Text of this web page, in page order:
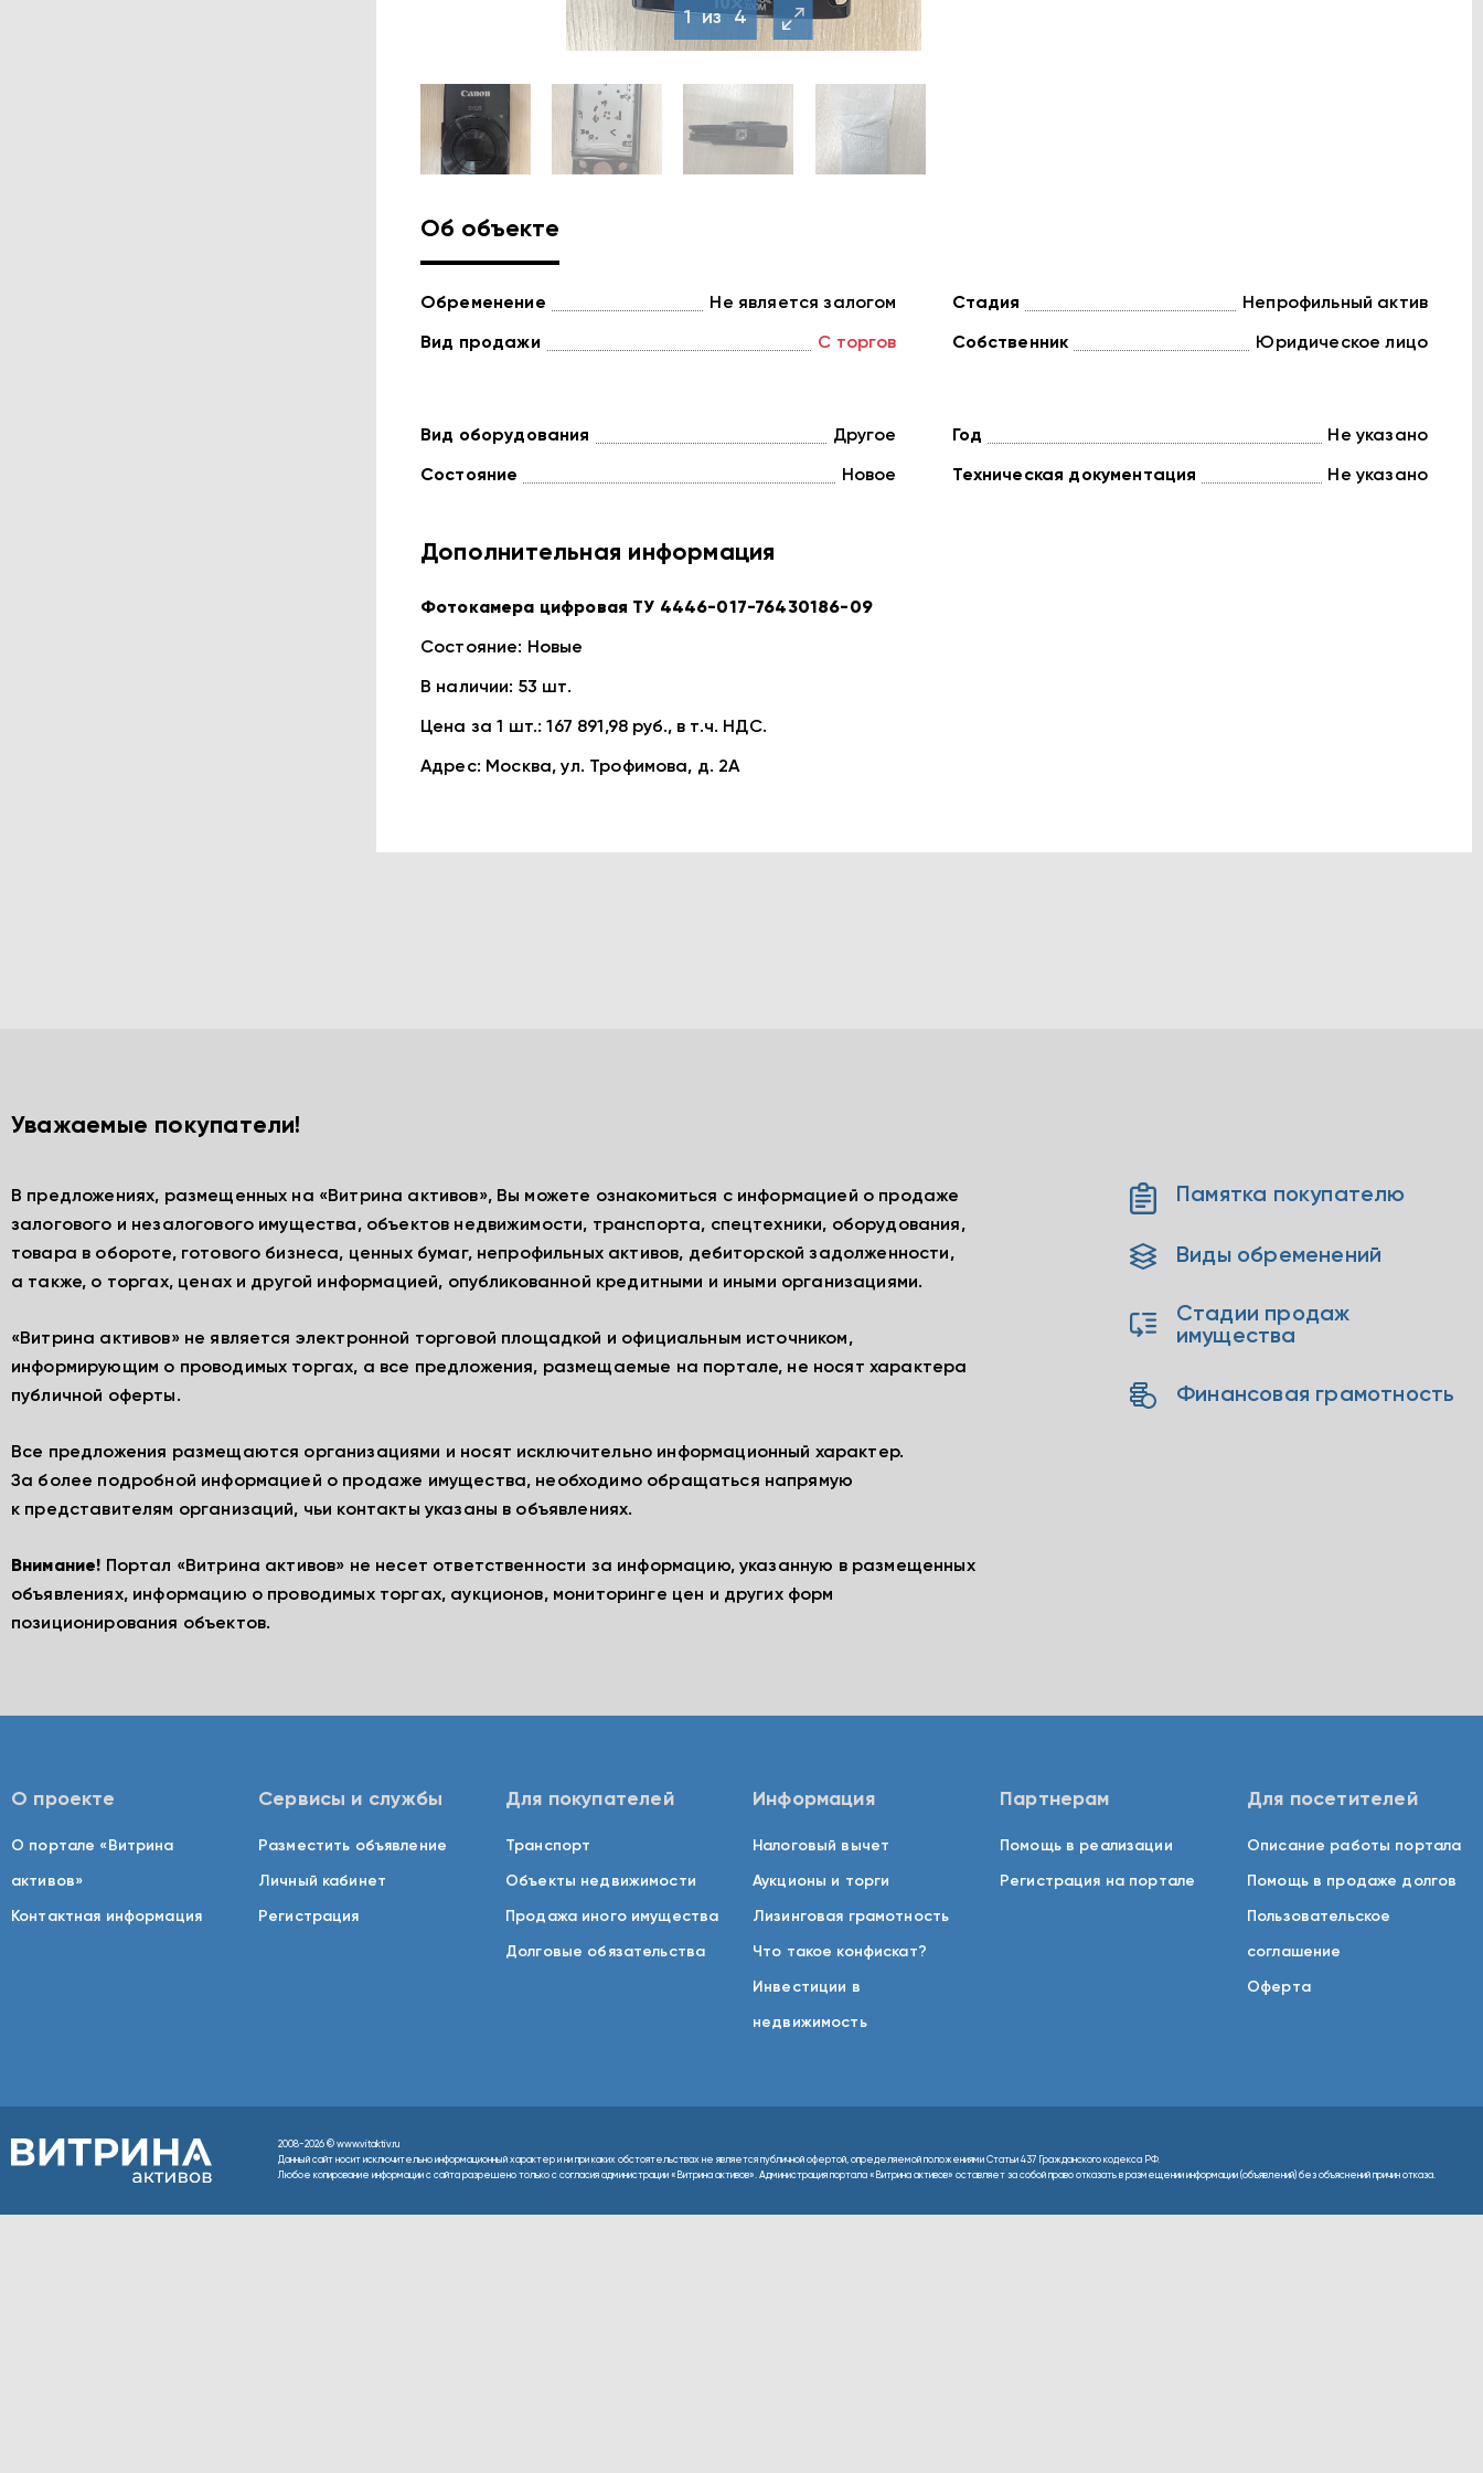
1из4
Об объекте
Обременение Не является залогом
Вид продажи С торгов
Стадия Непрофильный актив
Собственник Юридическое лицо
Вид оборудования Другое
Состояние Новое
Год Не указано
Техническая документация Не указано
Дополнительная информация
Фотокамера цифровая ТУ 4446-017-76430186-09
Состояние: Новые
В наличии: 53 шт.
Цена за 1 шт.: 167 891,98 руб., в т.ч. НДС.
Адрес: Москва, ул. Трофимова, д. 2А
Уважаемые покупатели!
В предложениях, размещенных на «Витрина активов», Вы можете ознакомиться с информацией о продаже
залогового и незалогового имущества, объектов недвижимости, транспорта, спецтехники, оборудования,
товара в обороте, готового бизнеса, ценных бумаг, непрофильных активов, дебиторской задолженности,
а также, о торгах, ценах и другой информацией, опубликованной кредитными и иными организациями.
«Витрина активов» не является электронной торговой площадкой и официальным источником,
информирующим о проводимых торгах, а все предложения, размещаемые на портале, не носят характера
публичной оферты.
Все предложения размещаются организациями и носят исключительно информационный характер.
За более подробной информацией о продаже имущества, необходимо обращаться напрямую
к представителям организаций, чьи контакты указаны в объявлениях.
Внимание! Портал «Витрина активов» не несет ответственности за информацию, указанную в размещенных
объявлениях, информацию о проводимых торгах, аукционов, мониторинге цен и других форм
позиционирования объектов.
Памятка покупателю
Виды обременений
Стадии продаж
имущества
Финансовая грамотность
О проекте
О портале «Витрина
активов»
Контактная информация
Сервисы и службы
Разместить объявление
Личный кабинет
Регистрация
Для покупателей
Транспорт
Объекты недвижимости
Продажа иного имущества
Долговые обязательства
Информация
Налоговый вычет
Аукционы и торги
Лизинговая грамотность
Что такое конфискат?
Инвестиции в
недвижимость
Партнерам
Помощь в реализации
Регистрация на портале
Для посетителей
Описание работы портала
Помощь в продаже долгов
Пользовательское
соглашение
Оферта
2008-2026 © www.vitaktiv.ru
Данный сайт носит исключительно информационный характер и ни при каких обстоятельствах не является публичной офертой, определяемой положениями Статьи 437 Гражданского кодекса РФ.
Любое копирование информации с сайта разрешено только с согласия администрации «Витрина активов». Администрация портала «Витрина активов» оставляет за собой право отказать в размещении информации (объявлений) без объяснений причин отказа.